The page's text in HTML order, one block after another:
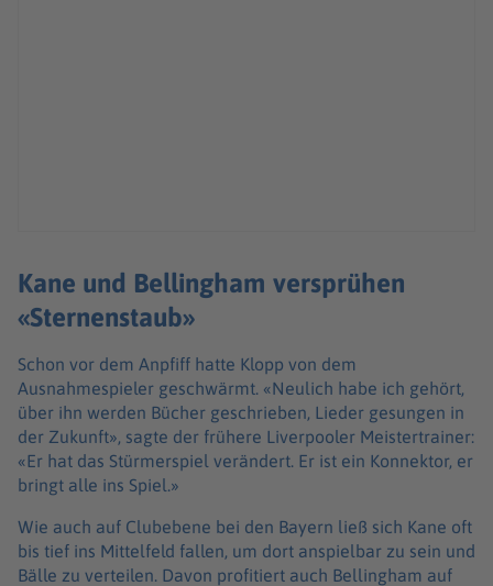
Kane und Bellingham versprühen
«Sternenstaub»
Schon vor dem Anpfiff hatte Klopp von dem
Ausnahmespieler geschwärmt. «Neulich habe ich gehört,
über ihn werden Bücher geschrieben, Lieder gesungen in
der Zukunft», sagte der frühere Liverpooler Meistertrainer:
«Er hat das Stürmerspiel verändert. Er ist ein Konnektor, er
bringt alle ins Spiel.»
Wie auch auf Clubebene bei den Bayern ließ sich Kane oft
bis tief ins Mittelfeld fallen, um dort anspielbar zu sein und
Bälle zu verteilen. Davon profitiert auch Bellingham auf